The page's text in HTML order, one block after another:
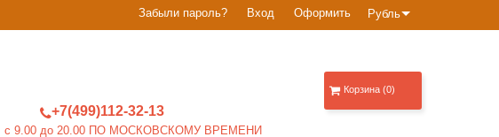
Рубль
Забыли пароль? Вход Оформить
+7(499)112-32-13
c 9.00 до 20.00 ПО МОСКОВСКОМУ ВРЕМЕНИ
Корзина (0)